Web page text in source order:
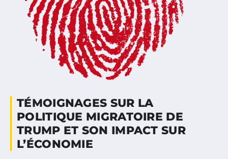
TÉMOIGNAGES SUR LA
POLITIQUE MIGRATOIRE DE
TRUMP ET SON IMPACT SUR
L’ÉCONOMIE